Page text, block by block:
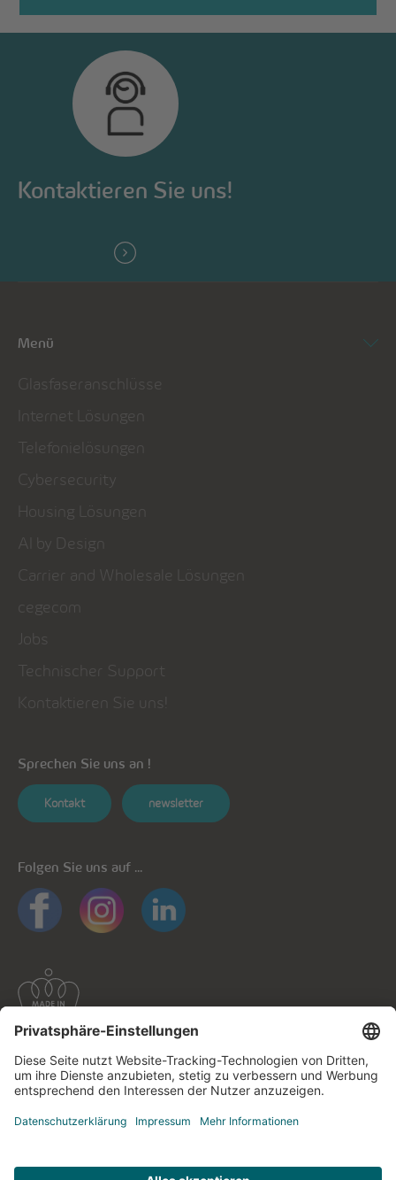
Kontaktieren Sie uns!
Menü
Glasfaseranschlüsse
Internet Lösungen
Telefonielösungen
Cybersecurity
Housing Lösungen
AI by Design
Carrier and Wholesale Lösungen
cegecom
Jobs
Technischer Support
Kontaktieren Sie uns!
Sprechen Sie uns an !
Kontakt newsletter
Folgen Sie uns auf ...
Allgemeine Informationen
Datenschutz
Kontaktieren Sie uns!